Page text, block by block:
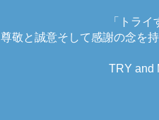
「トラ
尊敬と誠意そして感謝の念を
TRY and